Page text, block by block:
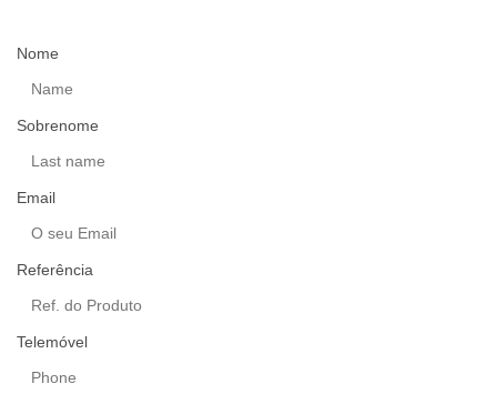
Nome
Sobrenome
Email
Referência
Telemóvel